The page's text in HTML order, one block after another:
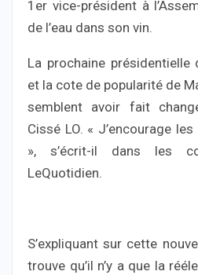
1er vice-président à
de l’eau dans son vin.
La prochaine présidentielle
et la cote de popularité de
semblent avoir fait
Cissé LO. « J’encourage
», s’écrit-il dans les
LeQuotidien.
S’expliquant sur cette
trouve qu’il n’y a que la